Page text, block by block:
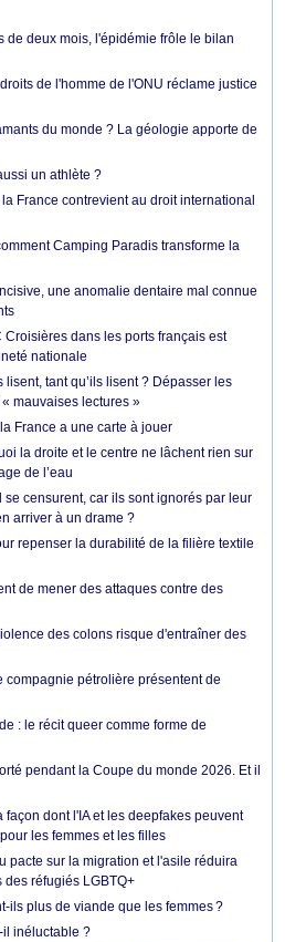
de deux mois, l'épidémie frôle le bilan
de l'homme de l'ONU réclame justice
du monde ? La géologie apporte de
un athlète ?
France contrevient au droit international
Camping Paradis transforme la
une anomalie dentaire mal connue
dans les ports français est
nationale
tant qu’ils lisent ? Dépasser les
mauvaises lectures »
France a une carte à jouer
la droite et le centre ne lâchent rien sur
de l’eau
se censurent, car ils sont ignorés par leur
arriver à un drame ?
repenser la durabilité de la filière textile
de mener des attaques contre des
des colons risque d'entraîner des
compagnie pétrolière présentent de
: le récit queer comme forme de
pendant la Coupe du monde 2026. Et il
façon dont l'IA et les deepfakes peuvent
les femmes et les filles
pacte sur la migration et l'asile réduira
réfugiés LGBTQ+
ils plus de viande que les femmes ?
il inéluctable ?